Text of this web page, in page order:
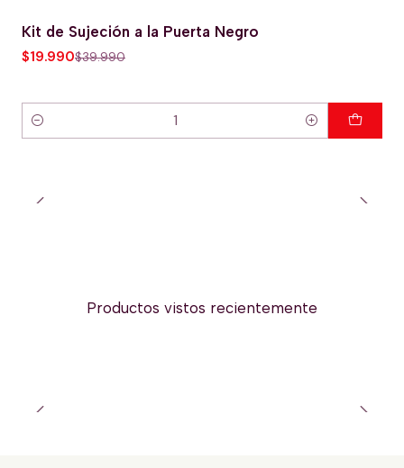
-50% OFERTA HOT
Kit de Sujeción a la Puerta Negro
$19.990$39.990
Cantidad
Productos vistos recientemente